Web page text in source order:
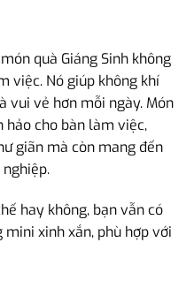
quà Giáng Sinh không
việc. Nó giúp không khí
vui vẻ hơn mỗi ngày. Món
hảo cho bàn làm việc,
giãn mà còn mang đến
hay không, bạn vẫn có
xinh xắn, phù hợp với